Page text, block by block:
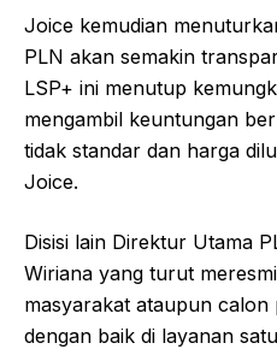
Joice kemudian
PLN akan semakin
LSP+ ini menutup
mengambil keuntungan
tidak standar dan harga
Joice.
Disisi lain Direktur Utama
Wiriana yang turut
masyarakat ataupun
dengan baik di layanan